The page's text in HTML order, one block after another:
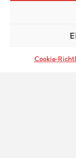
Cookie-